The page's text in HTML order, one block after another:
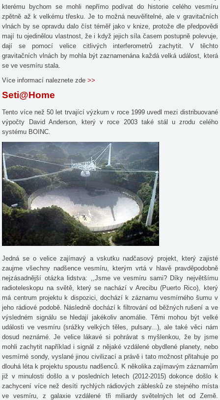
kterému bychom se mohli nepřímo podívat do historie celého vesmíru
zpětně až k velkému třesku. Je to možná neuvěřitelné, ale v gravitačních
vlnách by se opravdu dalo číst téměř jako v knize, protože dle předpovědi
mají tu ojedinělou vlastnost, že i když jejich síla časem postupně polevuje,
dají se pomocí velice citlivých interferometrů zachytit. V těchto
gravitačních vlnách by mohla být zaznamenána každá velká událost, která
se ve vesmíru stala.
Více informací naleznete zde >>
Seti@Home
Tento více než 50 let trvající výzkum v roce 1999 uvedl mezi distribuované
výpočty David Anderson, který v roce 2003 také stál u zrodu celého
systému BOINC.
Jedná se o velice zajímavý a vskutku nadčasový projekt, který zajisté
zaujme všechny nadšence vesmíru, kterým vrtá v hlavě pravděpodobně
nejzásadnější otázka lidstva: ,,Jsme ve vesmíru sami? Díky největšímu
radioteleskopu na světě, který se nachází v Arecibu (Puerto Rico), který
má centrum projektu k dispozici, dochází k záznamu vesmírného šumu v
jeho rádiové podobě. Následně dochází k filtrování od běžných rušení a ve
výsledném signálu se hledají jakékoliv anomálie. Těmi mohou být velké
události ve vesmíru (srážky velkých těles, pulsary...), ale také věci nám
dosud neznámé. Je velice lákavé si pohrávat s myšlenkou, že by jsme
mohli zachytit například i signál z nějaké vzdálené obydlené planety, nebo
vesmírné sondy, vyslané jinou civilizací a právě i tato možnost přitahuje po
dlouhá léta k projektu spoustu nadšenců. K několika zajímavým záznamům
již v minulosti došlo a v posledních letech (2012-2015) dokonce došlo k
zachycení více než desíti rychlých rádiových záblesků ze stejného místa
ve vesmíru, z galaxie vzdálené tři miliardy světelných let od Země.